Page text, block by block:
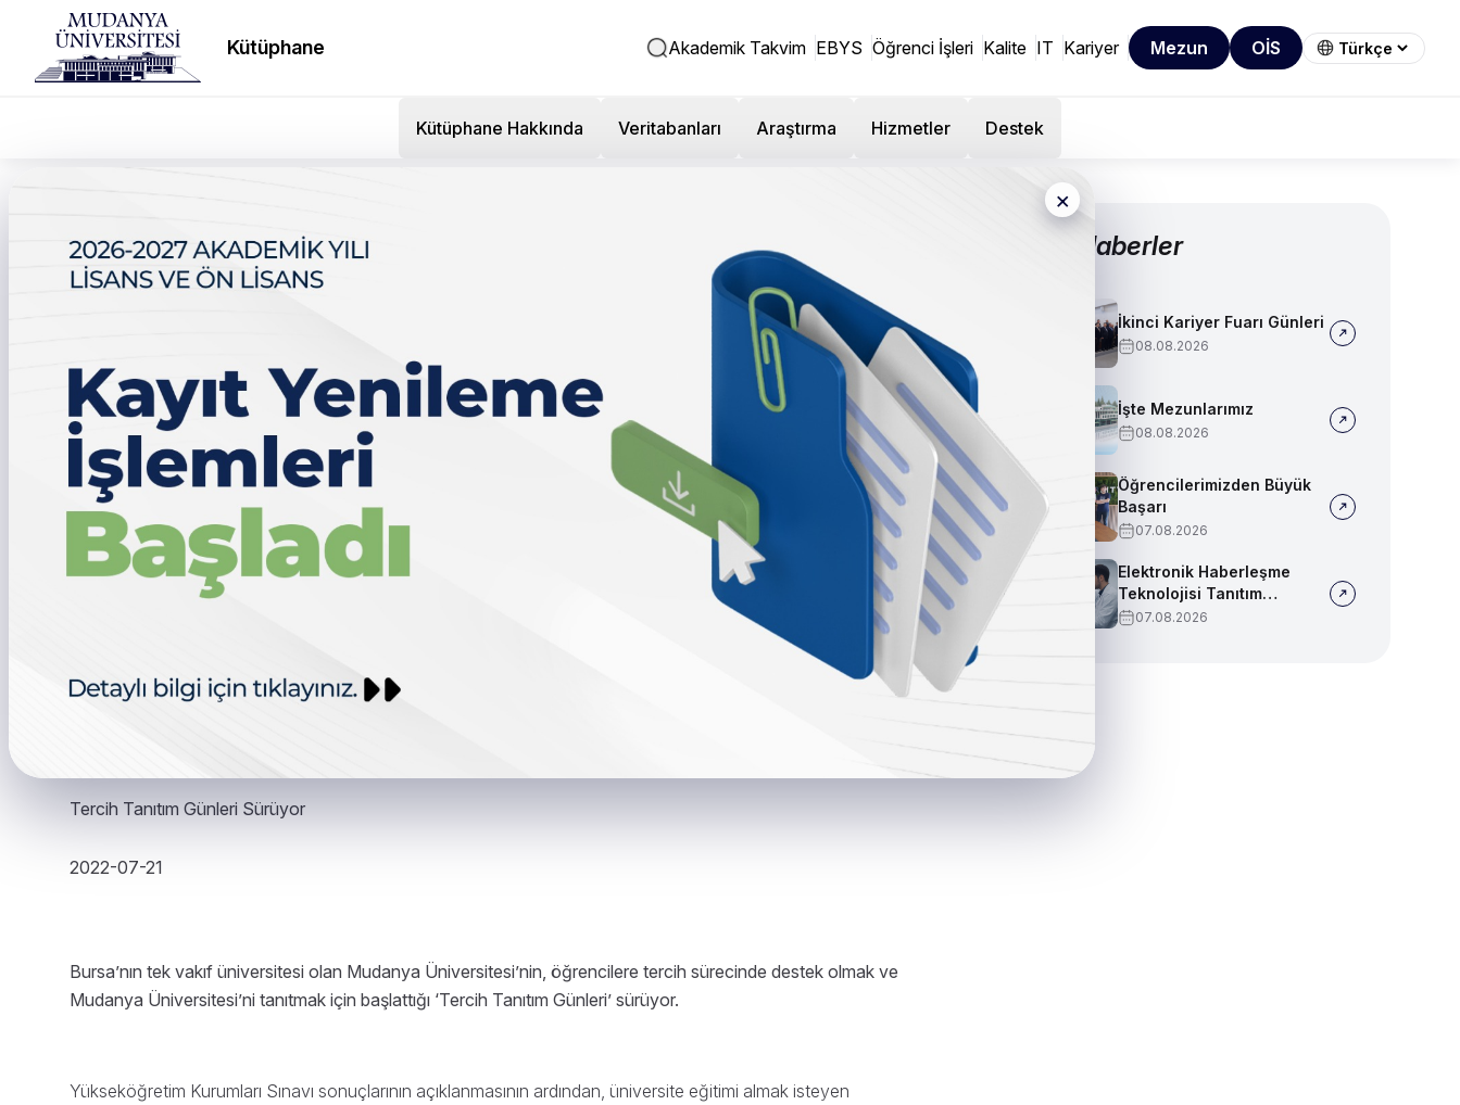
Kütüphane Akademik Takvim EBYS Öğrenci İşleri Kalite IT Kariyer Mezun OİS
Kütüphane Hakkında Veritabanları Araştırma Hizmetler Destek
×
Tercih Tanıtım Günleri Sürüyor
Tercih Tanıtım Günleri Sürüyor
2022-07-21
Bursa’nın tek vakıf üniversitesi olan Mudanya Üniversitesi’nin, öğrencilere tercih sürecinde destek olmak ve
Mudanya Üniversitesi’ni tanıtmak için başlattığı ‘Tercih Tanıtım Günleri’ sürüyor.
Yükseköğretim Kurumları Sınavı sonuçlarının açıklanmasının ardından, üniversite eğitimi almak isteyen
Diğer Haberler
İkinci Kariyer Fuarı Günleri
08.08.2026
İşte Mezunlarımız
08.08.2026
Öğrencilerimizden Büyük
Başarı
07.08.2026
Elektronik Haberleşme
Teknolojisi Tanıtım
Videosu
07.08.2026